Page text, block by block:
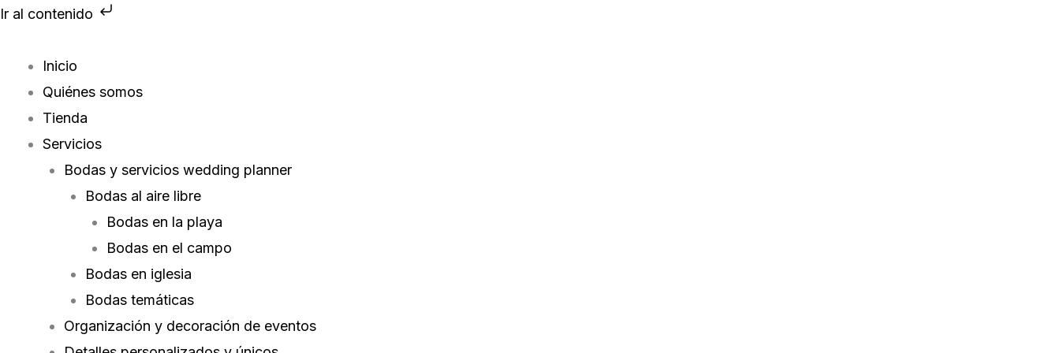
Ir al contenido
Ir
contenido
Inicio
Quiénes somos
Tienda
Servicios
Bodas y servicios wedding planner
Bodas al aire libre
Bodas en la playa
Bodas en el campo
Bodas en iglesia
Bodas temáticas
Organización y decoración de eventos